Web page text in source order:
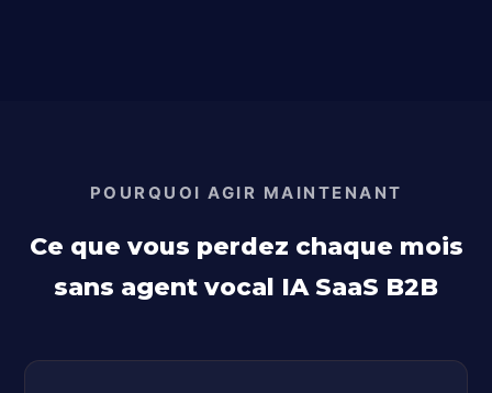
POURQUOI AGIR MAINTENANT
Ce que vous perdez chaque mois
sans agent vocal IA SaaS B2B